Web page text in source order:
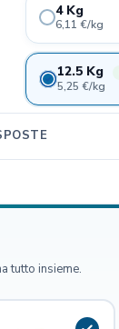
4 Kg
6,11 €/kg
12.5 Kg
5,25 €/kg
tutto insieme.